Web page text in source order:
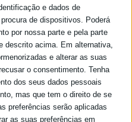
e dados de
de dispositivos. Poderá
por nossa parte e pela parte
descrito acima. Em alternativa,
e alterar as suas
o consentimento. Tenha
dos seus dados pessoais
mas que tem o direito de se
preferências serão aplicadas
as suas preferências em